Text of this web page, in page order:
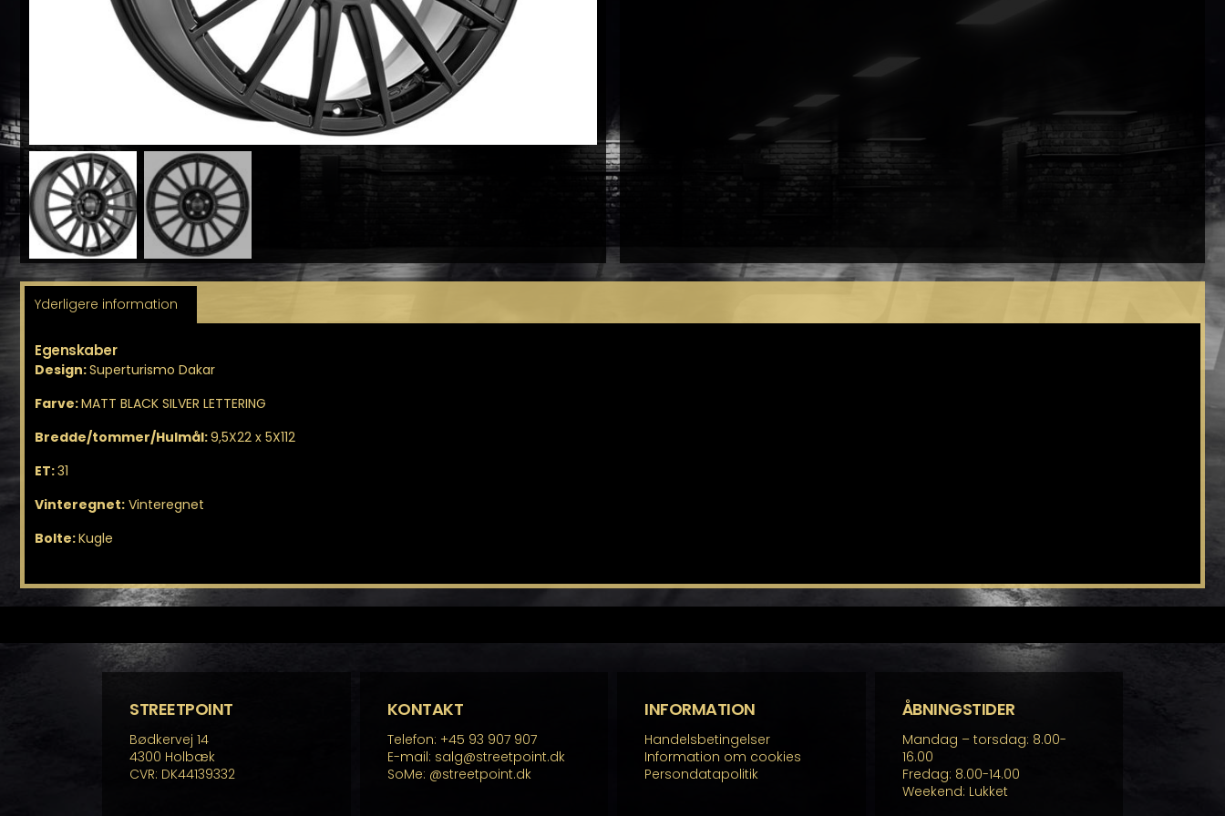
Yderligere information
Egenskaber
Design:Superturismo Dakar
Farve:MATT BLACK SILVER LETTERING
Bredde/tommer/Hulmål:9,5X22 x 5X112
ET:31
Vinteregnet: Vinteregnet
Bolte:Kugle
STREETPOINT
Bødkervej 14
4300 Holbæk
CVR: DK44139332
KONTAKT
Telefon: +45 93 907 907
E-mail: salg@streetpoint.dk
SoMe: @streetpoint.dk
INFORMATION
Handelsbetingelser
Information om cookies
Persondatapolitik
ÅBNINGSTIDER
Mandag – torsdag: 8.00-
16.00
Fredag: 8.00-14.00
Weekend: Lukket